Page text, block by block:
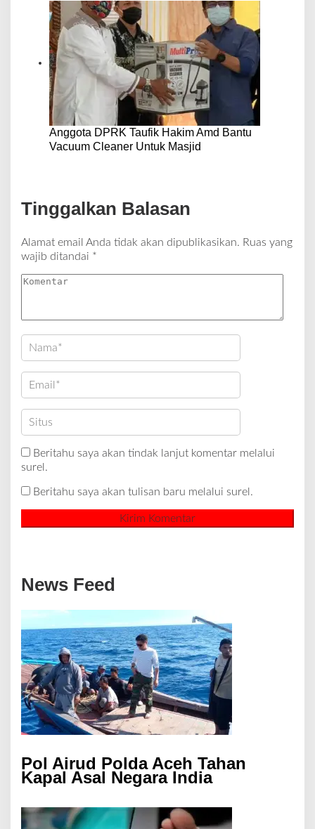
Anggota DPRK Taufik Hakim Amd Bantu
Vacuum Cleaner Untuk Masjid
Tinggalkan Balasan
Alamat email Anda tidak akan dipublikasikan. Ruas yang
wajib ditandai *
Beritahu saya akan tindak lanjut komentar melalui
surel.
Beritahu saya akan tulisan baru melalui surel.
News Feed
Pol Airud Polda Aceh Tahan
Kapal Asal Negara India